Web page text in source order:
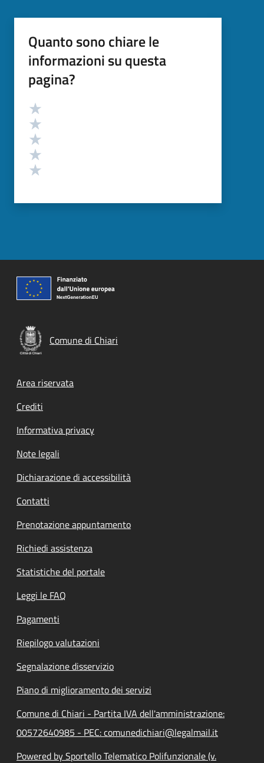
Quanto sono chiare le
informazioni su questa
pagina?
Valutazione
Comune di Chiari
Footer menu
Area riservata
Crediti
Informativa privacy
Note legali
Dichiarazione di accessibilità
Contatti
Prenotazione appuntamento
Richiedi assistenza
Statistiche del portale
Leggi le FAQ
Pagamenti
Riepilogo valutazioni
Segnalazione disservizio
Piano di miglioramento dei servizi
Comune di Chiari - Partita IVA dell'amministrazione:
00572640985 - PEC: comunedichiari@legalmail.it
Powered by Sportello Telematico Polifunzionale (v.